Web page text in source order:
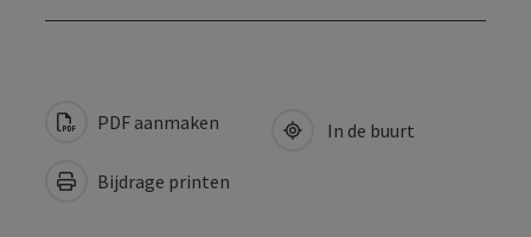
PDF aanmaken
Bijdrage printen
In de buurt